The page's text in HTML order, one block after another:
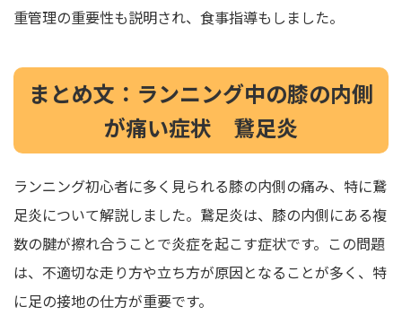
重管理の重要性も説明され、食事指導もしました。
まとめ文：ランニング中の膝の内側
が痛い症状 鵞足炎
ランニング初心者に多く見られる膝の内側の痛み、特に鵞
足炎について解説しました。鵞足炎は、膝の内側にある複
数の腱が擦れ合うことで炎症を起こす症状です。この問題
は、不適切な走り方や立ち方が原因となることが多く、特
に足の接地の仕方が重要です。